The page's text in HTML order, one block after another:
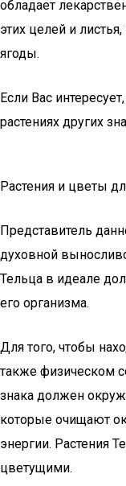
обладает
этих целей и
ягоды.
Если Вас
растениях других
Растения и цветы
Представитель
духовной
Тельца в идеале
его организма.
Для того, чтобы
также физическом
знака должен
которые очищают
энергии. Растения
цветущими.